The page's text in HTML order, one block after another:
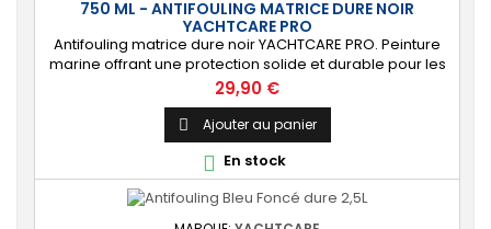
750 ML - ANTIFOULING MATRICE DURE NOIR
YACHTCARE PRO
Antifouling matrice dure noir YACHTCARE PRO. Peinture
marine offrant une protection solide et durable pour les
bateaux en polyester, bois et acier (INCOMPATIBLE
coques aluminium). ⚙️ [Résistant] Protection solide,
durable et anti-salissures qui repoussera algues et
coquillages durant une saison complète. 🔝 [Idéal pour
les bateaux rapides] Permet...
Prix
29,90 €
 Ajouter au panier
 En stock